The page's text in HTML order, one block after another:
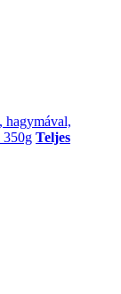
hagymával,
350g Teljes